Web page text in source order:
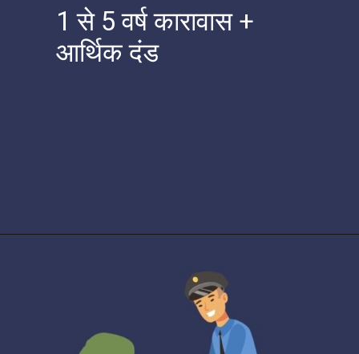
1 से 5 वर्ष कारावास +
आर्थिक दंड